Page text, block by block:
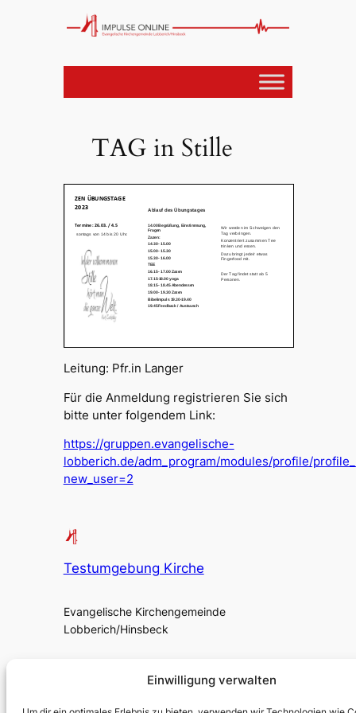
Einwilligung verwalten
TAG in Stille
Leitung: Pfr.in Langer
Für die Anmeldung registrieren Sie sich
bitte unter folgendem Link:
https://gruppen.evangelische-
lobberich.de/adm_program/modules/profile/
new_user=2
Testumgebung Kirche
Evangelische Kirchengemeinde
Lobberich/Hinsbeck